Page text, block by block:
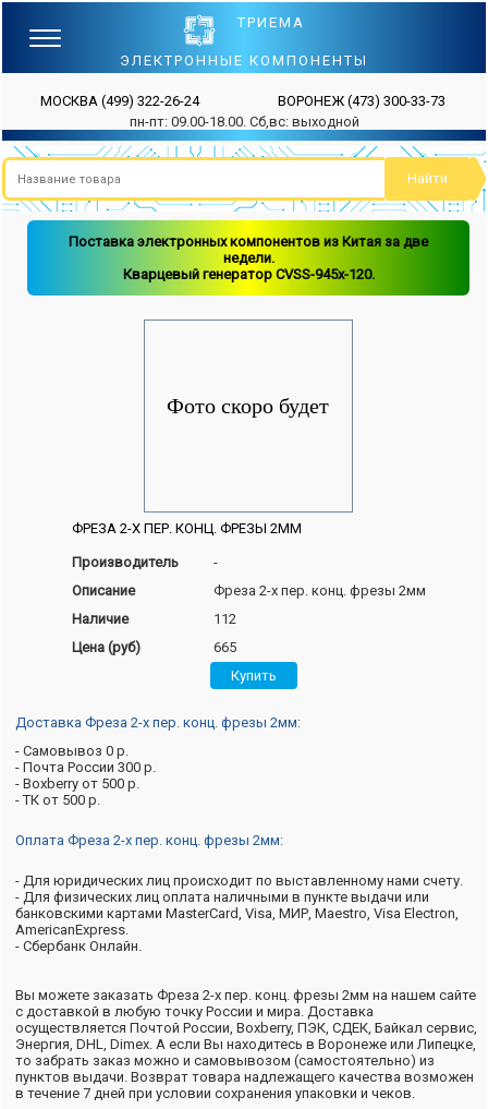
ТРИЕМА
ЭЛЕКТРОННЫЕ КОМПОНЕНТЫ
МОСКВА (499) 322-26-24 ВОРОНЕЖ (473) 300-33-73
пн-пт: 09.00-18.00. Сб,вс: выходной
Поставка электронных компонентов из Китая за две
недели.
Кварцевый генератор CVSS-945x-120.
ФРЕЗА 2-Х ПЕР. КОНЦ. ФРЕЗЫ 2ММ
Производитель
-
Описание
Фреза 2-х пер. конц. фрезы 2мм
Наличие
112
Цена (руб)
665
Доставка Фреза 2-х пер. конц. фрезы 2мм:
- Самовывоз 0 р.
- Почта России 300 р.
- Boxberry от 500 р.
- ТК от 500 р.
Оплата Фреза 2-х пер. конц. фрезы 2мм:
- Для юридических лиц происходит по выставленному нами счету.
- Для физических лиц оплата наличными в пункте выдачи или
банковскими картами MasterCard, Visa, МИР, Maestro, Visa Electron,
AmericanExpress.
- Сбербанк Онлайн.
Вы можете заказать Фреза 2-х пер. конц. фрезы 2мм на нашем сайте
с доставкой в любую точку России и мира. Доставка
осуществляется Почтой России, Boxberry, ПЭК, СДЕК, Байкал сервис,
Энергия, DHL, Dimex. А если Вы находитесь в Воронеже или Липецке,
то забрать заказ можно и самовывозом (самостоятельно) из
пунктов выдачи. Возврат товара надлежащего качества возможен
в течение 7 дней при условии сохранения упаковки и чеков.